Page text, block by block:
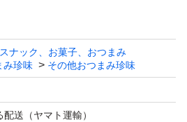
スナック、お菓子、おつまみ
み珍味
その他おつまみ珍味
配送（ヤマト運輸）